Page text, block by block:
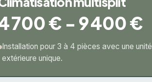
700 € - 9 400 €
Installation pour 3 à 4 pièces avec une unité
extérieure unique.